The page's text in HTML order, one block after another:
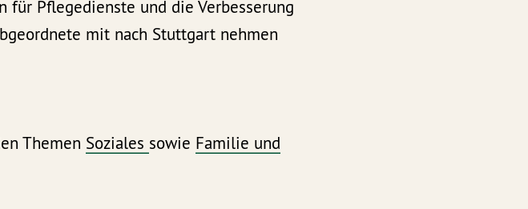
für Pflegedienste und die Verbesserung
mit nach Stuttgart nehmen
Themen Soziales sowie Familie und